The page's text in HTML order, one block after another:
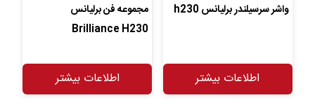
واشر سرسیلندر برلیانس h230
اطلاعات بیشتر
مجموعه فن برلیانس
Brilliance H230
اطلاعات بیشتر